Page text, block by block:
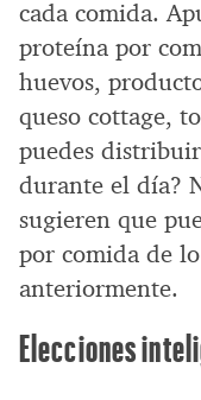
cada comida.
proteína por
huevos,
queso cottage,
puedes
durante el día?
sugieren que
por comida de
anteriormente.
Elecciones